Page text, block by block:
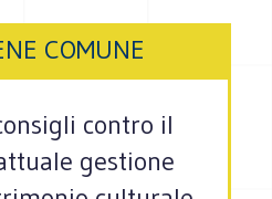
COMUNE
contro il
gestione